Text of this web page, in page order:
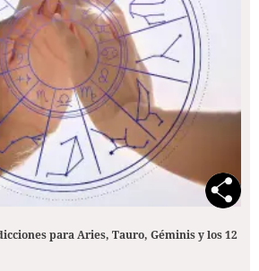
para Aries, Tauro, Géminis y los 12